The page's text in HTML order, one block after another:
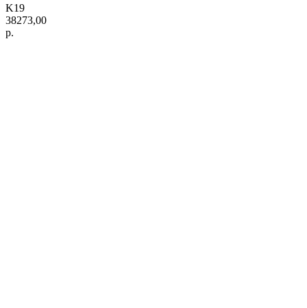
K19
38273,00
р.